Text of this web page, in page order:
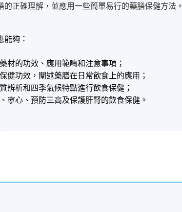
的正確理解，並應用一些簡單易行的藥膳保健方法。
夠：
材的功效、應用範疇和注意事項；
健功效，闡述藥膳在日常飲食上的應用；
辨析和四季氣候特點進行飲食保健；
寧心、預防三高及保護肝腎的飲食保健。